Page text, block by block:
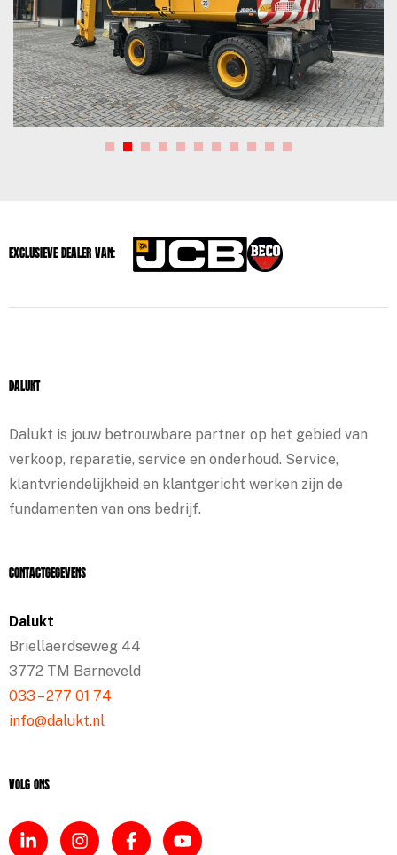
Exclusieve dealer van:
Dalukt
Dalukt is jouw betrouwbare partner op het gebied van
verkoop, reparatie, service en onderhoud. Service,
klantvriendelijkheid en klantgericht werken zijn de
fundamenten van ons bedrijf.
Contactgegevens
Dalukt
Briellaerdseweg 44
3772 TM Barneveld
033 – 277 01 74
info@dalukt.nl
Volg ons